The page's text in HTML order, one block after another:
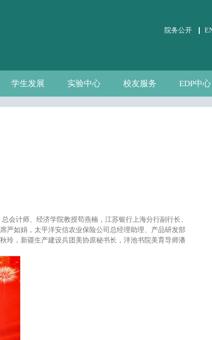
院务公开
学生发展
学生事务
党团建设
课外培养
职业发展
实验中心
关于实验中心
通知公告
规章制度
数据资源
虚仿实验平台
自建资源
公共微观数据
相关文件下载
校友服务
分会介绍
校友活动
校友风采
EDP中心
中心介绍
新闻通告
师资团队
联系我们
会计师、经济学院教授苟燕楠，江苏银行上海分行副行长、
严如娟，太平洋安信农业保险公司总经理助理、产品研发部
玲，新疆生产建设兵团美协原秘书长，泮池书院美育导师潘